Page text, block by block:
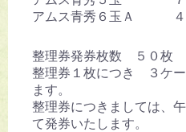
アムス青秀６玉Ａ ４
整理券発券枚数 ５０枚
整理券１枚につき ３ケ
ます。
整理券につきましては、
て発券いたします。